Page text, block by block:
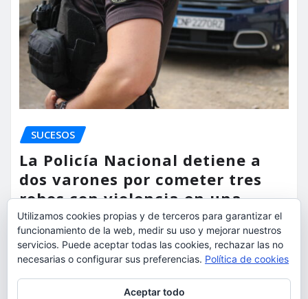
SUCESOS
La Policía Nacional detiene a
dos varones por cometer tres
robos con violencia en una
misma mañana
torrent al dia Ago 7, 2026
Utilizamos cookies propias y de terceros para garantizar el
funcionamiento de la web, medir su uso y mejorar nuestros
servicios. Puede aceptar todas las cookies, rechazar las no
necesarias o configurar sus preferencias. Política de cookies
Aceptar todo